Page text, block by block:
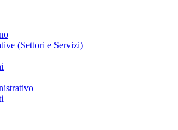
(Settori e Servizi)